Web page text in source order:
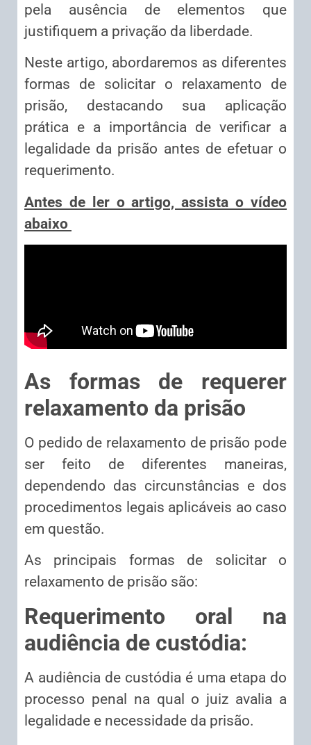
pela ausência de elementos que
justifiquem a privação da liberdade.
Neste artigo, abordaremos as diferentes
formas de solicitar o relaxamento de
prisão, destacando sua aplicação
prática e a importância de verificar a
legalidade da prisão antes de efetuar o
requerimento.
Antes de ler o artigo, assista o vídeo
abaixo
As formas de requerer
relaxamento da prisão
O pedido de relaxamento de prisão pode
ser feito de diferentes maneiras,
dependendo das circunstâncias e dos
procedimentos legais aplicáveis ao caso
em questão.
As principais formas de solicitar o
relaxamento de prisão são:
Requerimento oral na
audiência de custódia:
A audiência de custódia é uma etapa do
processo penal na qual o juiz avalia a
legalidade e necessidade da prisão.